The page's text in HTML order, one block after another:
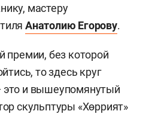
мастеру
Анатолию Егорову.
премии, без которой
то здесь круг
это и вышеупомянутый
скульптуры «Хөррият»